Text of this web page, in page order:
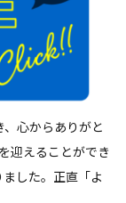
心からありがと
迎えることができ
した。正直「よ